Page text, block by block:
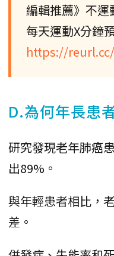
編輯推薦》不運
每天運動X分鐘
https://reurl.cc/
D.為何年長患
研究發現老年肺癌
出89%。
與年輕患者相比，
差。